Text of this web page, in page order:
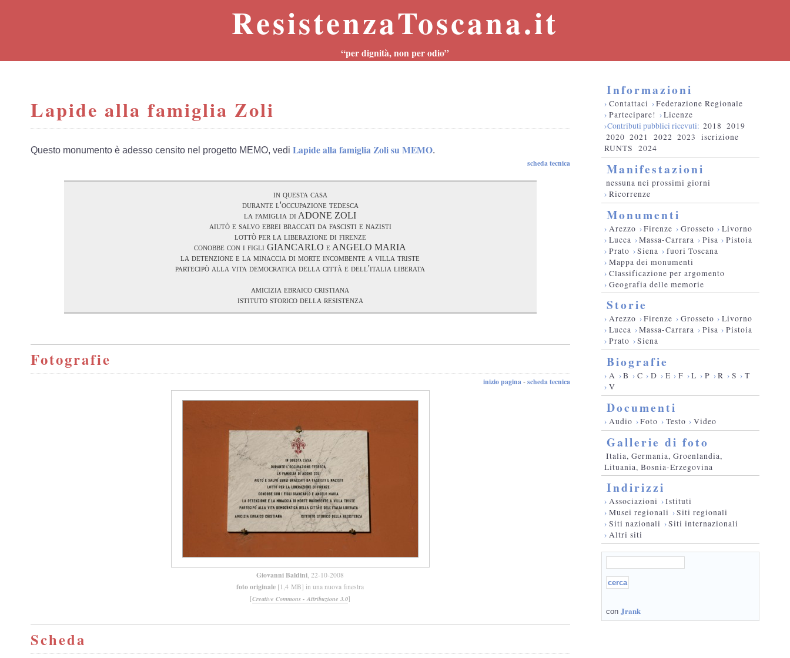
ResistenzaToscana.it
“per dignità, non per odio”
Lapide alla famiglia Zoli
Questo monumento è adesso censito nel progetto MEMO, vedi Lapide alla famiglia Zoli su MEMO.
scheda tecnica
in questa casa
durante l'occupazione tedesca
la famiglia di ADONE ZOLI
aiutò e salvo ebrei braccati da fascisti e nazisti
lottò per la liberazione di firenze
conobbe con i figli GIANCARLO e ANGELO MARIA
la detenzione e la minaccia di morte incombente a villa triste
partecipò alla vita democratica della città e dell'italia liberata
amicizia ebraico cristiana
istituto storico della resistenza
Fotografie
inizio pagina - scheda tecnica
Giovanni Baldini, 22-10-2008
foto originale [1,4 MB] in una nuova finestra
[Creative Commons - Attribuzione 3.0]
Scheda
Informazioni
› Contattaci ›Federazione Regionale
› Partecipare! ›Licenze
›Contributi pubblici ricevuti: 2018 2019
2020 2021 2022 2023
iscrizione
RUNTS
2024
Manifestazioni
nessuna nei prossimi giorni
› Ricorrenze
Monumenti
› Arezzo ›Firenze › Grosseto › Livorno
› Lucca ›Massa-Carrara › Pisa › Pistoia
› Prato ›Siena › fuori Toscana
› Mappa dei monumenti
› Classificazione per argomento
› Geografia delle memorie
Storie
› Arezzo ›Firenze › Grosseto › Livorno
› Lucca ›Massa-Carrara › Pisa › Pistoia
› Prato ›Siena
Biografie
› A ›B › C › D › E › F ›L › P ›R › S › T
› V
Documenti
› Audio ›Foto › Testo › Video
Gallerie di foto
Italia, Germania, Groenlandia,
Lituania, Bosnia-Erzegovina
Indirizzi
› Associazioni ›Istituti
› Musei regionali ›Siti regionali
› Siti nazionali ›Siti internazionali
› Altri siti
con Jrank